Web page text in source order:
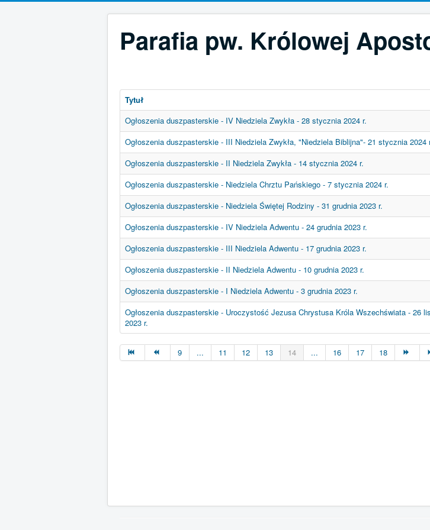
Parafia pw. Królowej
Tytuł
Ogłoszenia duszpasterskie - IV Niedziela Zwykła - 28 stycznia 2024 r.
Ogłoszenia duszpasterskie - III Niedziela Zwykła, "Niedziela Biblijna"- 21 stycznia 2024
Ogłoszenia duszpasterskie - II Niedziela Zwykła - 14 stycznia 2024 r.
Ogłoszenia duszpasterskie - Niedziela Chrztu Pańskiego - 7 stycznia 2024 r.
Ogłoszenia duszpasterskie - Niedziela Świętej Rodziny - 31 grudnia 2023 r.
Ogłoszenia duszpasterskie - IV Niedziela Adwentu - 24 grudnia 2023 r.
Ogłoszenia duszpasterskie - III Niedziela Adwentu - 17 grudnia 2023 r.
Ogłoszenia duszpasterskie - II Niedziela Adwentu - 10 grudnia 2023 r.
Ogłoszenia duszpasterskie - I Niedziela Adwentu - 3 grudnia 2023 r.
Ogłoszenia duszpasterskie - Uroczystość Jezusa Chrystusa Króla Wszechświata - 26
2023 r.
9 ... 11 12 13 14 ... 16 17 18